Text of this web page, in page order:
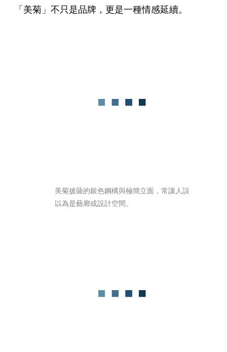
「美菊」不只是品牌，更是一種情感延續。
美菊披薩的銀色鋼構與極簡立面，常讓人誤
以為是藝廊或設計空間。